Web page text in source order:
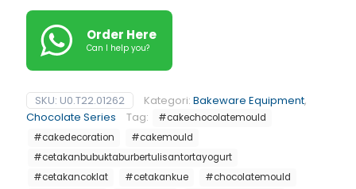
Order Here
Can I help you?
SKU: U0.T22.01262 Kategori: Bakeware Equipment,
Chocolate Series
Tag:
#cakechocolatemould
#cakedecoration
#cakemould
#cetakanbubuktaburbertulisantortayogurt
#cetakancoklat
#cetakankue
#chocolatemould